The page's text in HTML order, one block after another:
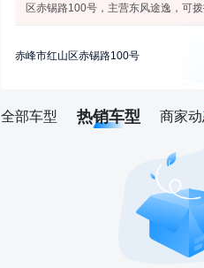
区赤锡路100号，主营东风途逸，可拨
赤峰市红山区赤锡路100号
全部车型 热销车型 商家